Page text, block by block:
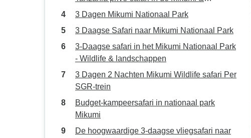
Udzungwa bergen vanuit Dar es Salaam in
3 Dagen Mikumi Nationaal Park
3 Daagse Safari naar Mikumi Nationaal Park
3-Daagse safari in het Mikumi Nationaal Park
- Wildlife & landschappen
3 Dagen 2 Nachten Mikumi Wildlife safari Per
SGR-trein
Budget-kampeersafari in nationaal park
Mikumi
De hoogwaardige 3-daagse vliegsafari naar